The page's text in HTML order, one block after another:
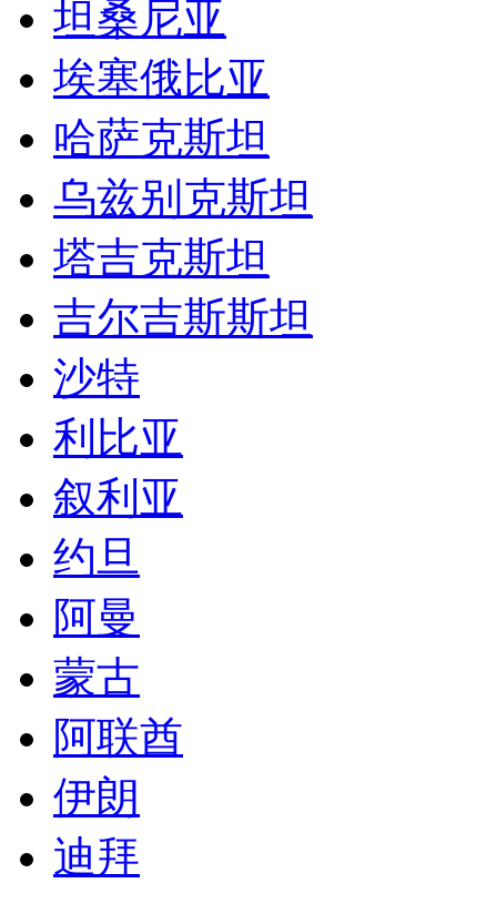
坦桑尼亚
埃塞俄比亚
哈萨克斯坦
乌兹别克斯坦
塔吉克斯坦
吉尔吉斯斯坦
沙特
利比亚
叙利亚
约旦
阿曼
蒙古
阿联酋
伊朗
迪拜